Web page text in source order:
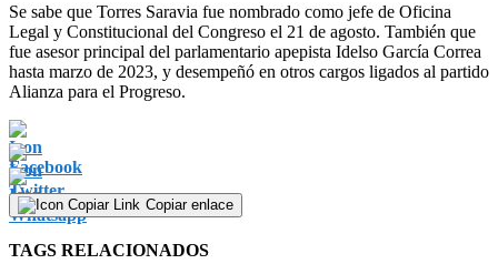
Se sabe que Torres Saravia fue nombrado como jefe de Oficina
Legal y Constitucional del Congreso el 21 de agosto. También que
fue asesor principal del parlamentario apepista Idelso García Correa
hasta marzo de 2023, y desempeñó en otros cargos ligados al partido
Alianza para el Progreso.
Copiar enlace
TAGS RELACIONADOS